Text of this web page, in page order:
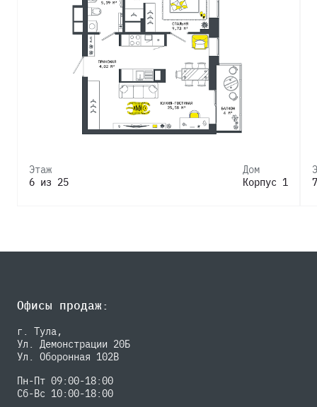
Этаж
6 из 25
Дом
Корпус 1
Офисы продаж:
г. Тула,
Ул. Демонстрации 20Б
Ул. Оборонная 102В
Пн-Пт 09:00-18:00
Сб-Вс 10:00-18:00